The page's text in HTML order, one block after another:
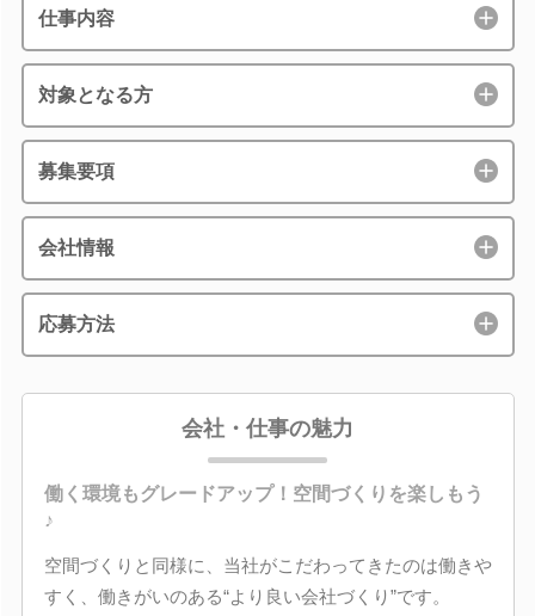
仕事内容
対象となる方
募集要項
会社情報
応募方法
会社・仕事の魅力
働く環境もグレードアップ！空間づくりを楽しもう
♪
空間づくりと同様に、当社がこだわってきたのは働きや
すく、働きがいのある“より良い会社づくり”です。